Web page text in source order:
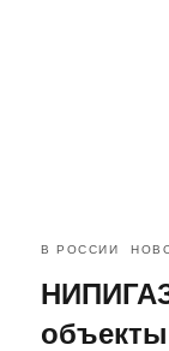
В РОССИИ